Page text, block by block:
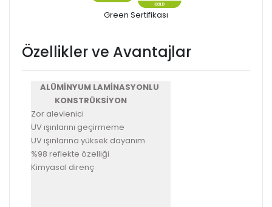
Green Sertifikası
Özellikler ve Avantajlar
ALÜMİNYUM LAMİNASYONLU
KONSTRÜKSİYON
Zor alevlenici
UV ışınlarını geçirmeme
UV ışınlarına yüksek dayanım
%98 reflekte özelliği
Kimyasal direnç